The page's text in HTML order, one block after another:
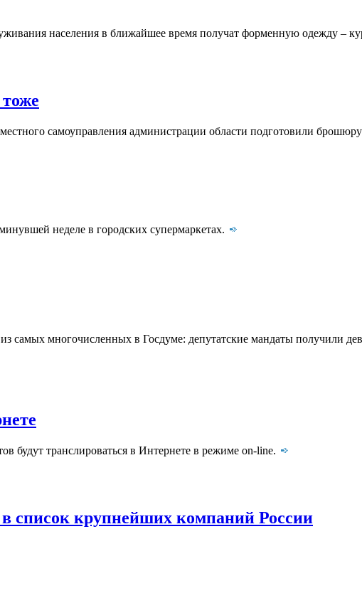
населения в ближайшее время получат форменную одежду –
самоуправления администрации области подготовили
неделе в городских супермаркетах.
из самых многочисленных в Госдуме: депутатские мандаты получили
будут транслироваться в Интернете в режиме on-line.
список крупнейших компаний России